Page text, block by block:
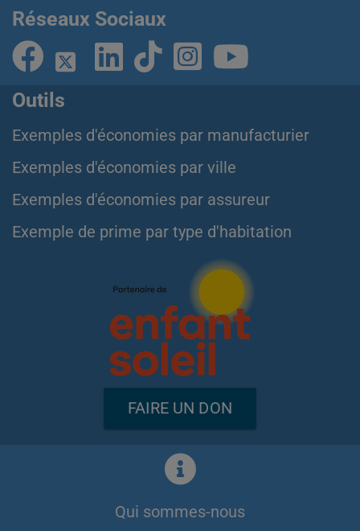
Réseaux Sociaux
Outils
Exemples d'économies par manufacturier
Exemples d'économies par ville
Exemples d'économies par assureur
Exemple de prime par type d'habitation
FAIRE UN DON
Qui sommes-nous